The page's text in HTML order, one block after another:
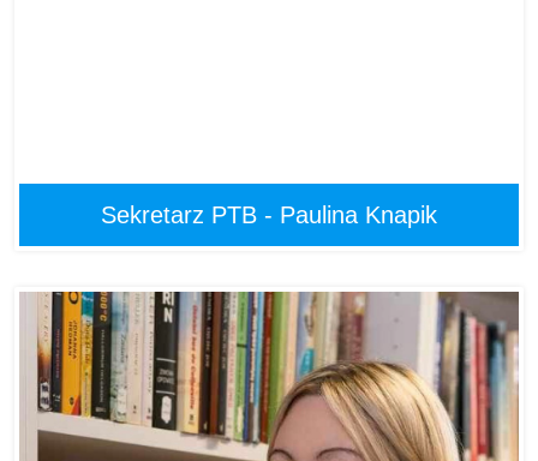
Sekretarz PTB - Paulina Knapik
Sekretarz PTB
Nagrody: 12